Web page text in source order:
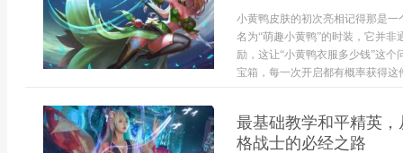
小黄鸭皮肤的初次亮相记得那是
名为“萌趣小黄鸭”的时装，它并
励，这让“小黄鸭衣服多少钱”这
宝箱，每一次开启都有概率获得这
最基础教学和平精英
格战士的必经之路